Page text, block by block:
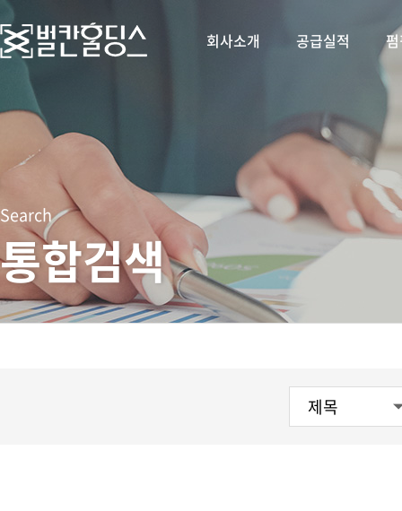
회사소개 공급실적
Search
통합검색